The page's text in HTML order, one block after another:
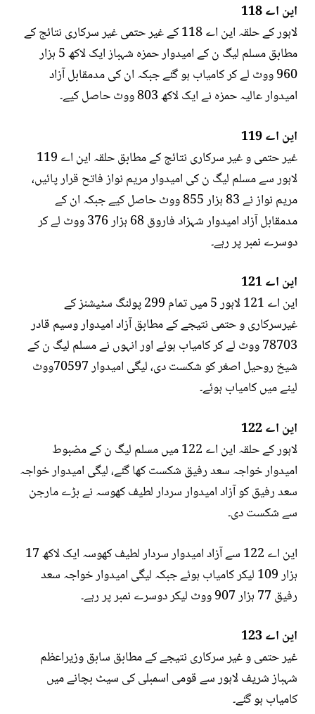
این اے 118
لاہور کے حلقہ این اے 118 کے غیر حتمی غیر سرکاری نتائج کے
مطابق مسلم لیگ ن کے امیدوار حمزہ شہباز ایک لاکھ 5 ہزار
960 ووٹ لے کر کامیاب ہو گئے جبکہ ان کی مدمقابل آزاد
امیدوار عالیہ حمزہ نے ایک لاکھ 803 ووٹ حاصل کیے۔
این اے 119
غیر حتمی و غیر سرکاری نتائج کے مطابق حلقہ این اے 119
لاہور سے مسلم لیگ ن کی امیدوار مریم نواز فاتح قرار پائیں،
مریم نواز نے 83 ہزار 855 ووٹ حاصل کیے جبکہ ان کے
مدمقابل آزاد امیدوار شہزاد فاروق 68 ہزار 376 ووٹ لے کر
دوسرے نمبر پر رہے۔
این اے 121
این اے 121 لاہور 5 میں تمام 299 پولنگ سٹیشنز کے
غیرسرکاری و حتمی نتیجے کے مطابق آزاد امیدوار وسیم قادر
78703 ووٹ لے کر کامیاب ہوئے اور انہوں نے مسلم لیگ ن کے
شیخ روحیل اصغر کو شکست دی، لیگی امیدوار 70597ووٹ
لینے میں کامیاب ہوئے۔
این اے 122
لاہور کے حلقہ این اے 122 میں مسلم لیگ ن کے مضبوط
امیدوار خواجہ سعد رفیق شکست کھا گئے، لیگی امیدوار خواجہ
سعد رفیق کو آزاد امیدوار سردار لطیف کھوسہ نے بڑے مارجن
سے شکست دی۔
این اے 122 سے آزاد امیدوار سردار لطیف کھوسہ ایک لاکھ 17
ہزار 109 لیکر کامیاب ہوئے جبکہ لیگی امیدوار خواجہ سعد
رفیق 77 ہزار 907 ووٹ لیکر دوسرے نمبر پر رہے۔
این اے 123
غیر حتمی و غیر سرکاری نتیجے کے مطابق سابق وزیراعظم
شہباز شریف لاہور سے قومی اسمبلی کی سیٹ بچانے میں
کامیاب ہو گئے۔